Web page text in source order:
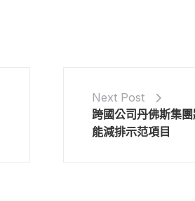
Next Post
跨國公司丹佛斯集
能減排示范項目